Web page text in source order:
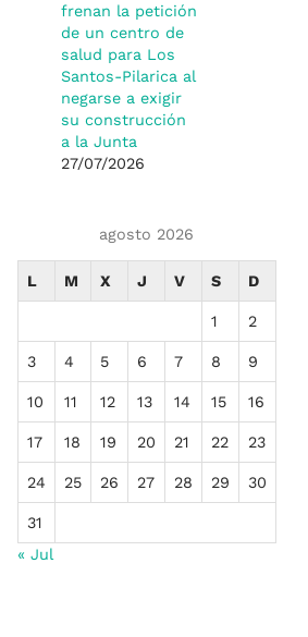
frenan la petición
de un centro de
salud para Los
Santos-Pilarica al
negarse a exigir
su construcción
a la Junta
27/07/2026
agosto 2026
L M X J V S D
1 2
3 4 5 6 7 8 9
10 11 12 13 14 15 16
17 18 19 20 21 22 23
24 25 26 27 28 29 30
31
« Jul